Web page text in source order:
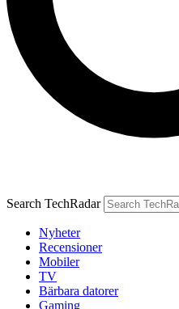
Search TechRadar
Nyheter
Recensioner
Mobiler
TV
Bärbara datorer
Gaming